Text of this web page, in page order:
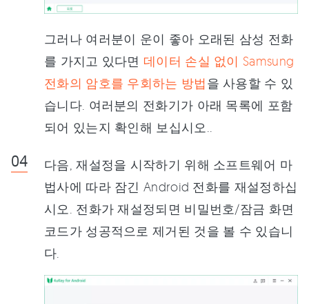
그러나 여러분이 운이 좋아 오래된 삼성 전화
를 가지고 있다면 데이터 손실 없이 Samsung
전화의 암호를 우회하는 방법을 사용할 수 있
습니다. 여러분의 전화기가 아래 목록에 포함
되어 있는지 확인해 보십시오..
다음, 재설정을 시작하기 위해 소프트웨어 마
법사에 따라 잠긴 Android 전화를 재설정하십
시오. 전화가 재설정되면 비밀번호/잠금 화면
코드가 성공적으로 제거된 것을 볼 수 있습니
다.